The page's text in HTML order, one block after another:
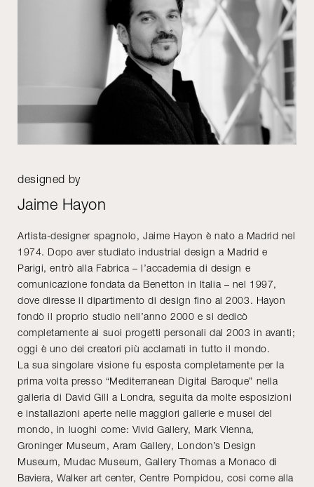
designed by
Jaime Hayon
Artista-designer spagnolo, Jaime Hayon è nato a Madrid nel
1974. Dopo aver studiato industrial design a Madrid e
Parigi, entrò alla Fabrica – l’accademia di design e
comunicazione fondata da Benetton in Italia – nel 1997,
dove diresse il dipartimento di design fino al 2003. Hayon
fondò il proprio studio nell’anno 2000 e si dedicò
completamente ai suoi progetti personali dal 2003 in avanti;
oggi è uno dei creatori più acclamati in tutto il mondo.
La sua singolare visione fu esposta completamente per la
prima volta presso “Mediterranean Digital Baroque” nella
galleria di David Gill a Londra, seguita da molte esposizioni
e installazioni aperte nelle maggiori gallerie e musei del
mondo, in luoghi come: Vivid Gallery, Mark Vienna,
Groninger Museum, Aram Gallery, London’s Design
Museum, Mudac Museum, Gallery Thomas a Monaco di
Baviera, Walker art center, Centre Pompidou, cosi come alla